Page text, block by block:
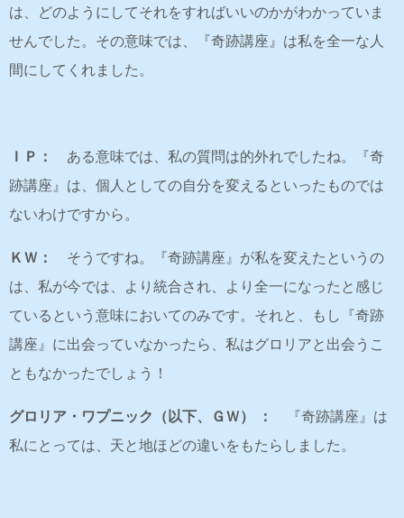
は、どのようにしてそれをすればいいのかがわかっていま
せんでした。その意味では、『奇跡講座』は私を全一な人
間にしてくれました。
ＩＰ：
ある意味では、私の質問は的外れでしたね。『奇
跡講座』は、個人としての自分を変えるといったものでは
ないわけですから。
ＫＷ：
そうですね。『奇跡講座』が私を変えたというの
は、私が今では、より統合され、より全一になったと感じ
ているという意味においてのみです。それと、もし『奇跡
講座』に出会っていなかったら、私はグロリアと出会うこ
ともなかったでしょう！
グロリア・ワプニック（以下、ＧＷ） ：
『奇跡講座』は
私にとっては、天と地ほどの違いをもたらしました。